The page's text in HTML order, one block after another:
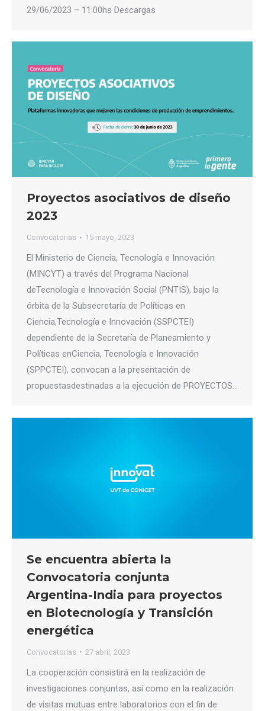
29/06/2023 – 11:00hs Descargas
Proyectos asociativos de diseño
2023
Convocatorias 15 mayo, 2023
El Ministerio de Ciencia, Tecnología e Innovación
(MINCYT) a través del Programa Nacional
deTecnología e Innovación Social (PNTIS), bajo la
órbita de la Subsecretaría de Políticas en
Ciencia,Tecnología e Innovación (SSPCTEI)
dependiente de la Secretaría de Planeamiento y
Políticas enCiencia, Tecnología e Innovación
(SPPCTEI), convocan a la presentación de
propuestasdestinadas a la ejecución de PROYECTOS…
Se encuentra abierta la
Convocatoria conjunta
Argentina-India para proyectos
en Biotecnología y Transición
energética
Convocatorias 27 abril, 2023
La cooperación consistirá en la realización de
investigaciones conjuntas, así como en la realización
de visitas mutuas entre laboratorios con el fin de